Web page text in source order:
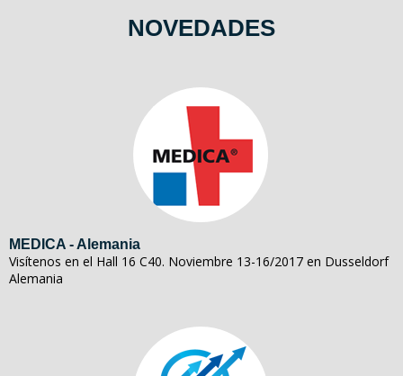
NOVEDADES
MEDICA - Alemania
Visítenos en el Hall 16 C40. Noviembre 13-16/2017 en Dusseldorf
Alemania